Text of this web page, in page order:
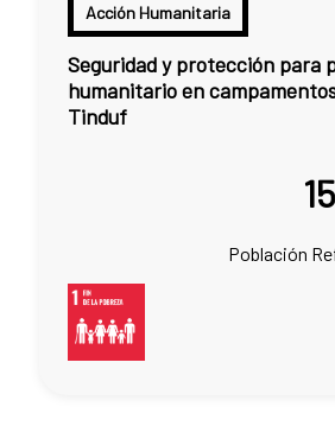
Acción Humanitaria
Seguridad y protección para
humanitario en
Tinduf
Población